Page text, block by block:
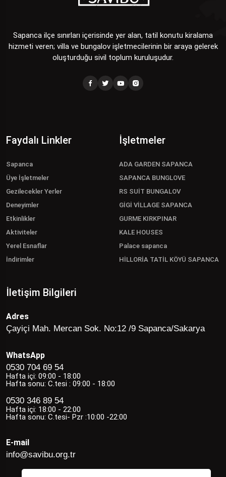
Sapanca ilçe sınırları içerisinde yer alan, tatil konutu kiralama
hizmeti veren; villa ve bungalov işletmecilerinin bir araya gelerek
oluşturduğu sivil toplum kuruluşudur.
Faydalı Linkler
Sapanca
Üye İşletmeler
Gezilecekler Yerler
Deneyimler
Etkinlikler
Aktiviteler
Yerel Esnaflar
İndirimler
İşletmeler
ADA GARDEN SAPANCA
SAPANCA BUNGLOVE
RS SUİT BUNGALOV
GİGİ VİLLAGE SAPANCA
GURME KIRKPINAR
KALE HOUSES
Palace sapanca
HİLLORİA TATİL KÖYÜ SAPANCA
İletişim Bilgileri
Adres
Çayiçi Mah. Mercan Sok. No:12 /9 Sapanca/Sakarya
WhatsApp
0530 704 69 54
Hafta içi: 09:00 - 18:00
Hafta sonu: C.tesi : 09:00 - 18:00
0530 346 89 54
Hafta içi: 18:00 - 22:00
Hafta sonu: C.tesi- Pzr :10:00 -22:00
E-mail
info@savibu.org.tr